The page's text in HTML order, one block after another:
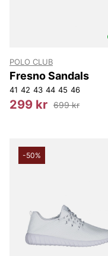
POLO CLUB
Fresno Sandals
41 42 43 44 45 46
299 kr 699 kr
-50%